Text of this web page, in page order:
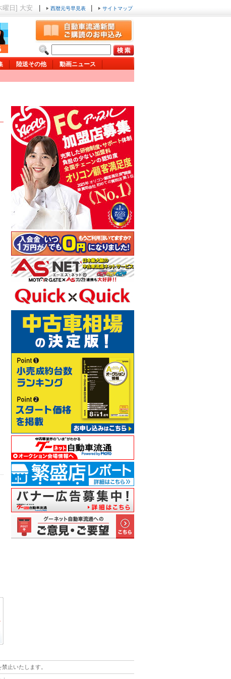
曜日] 大安 西暦元号早見表 サイトマップ
陸送その他
動画ニュース
加者…
止いたします。